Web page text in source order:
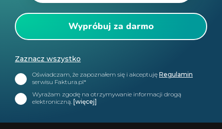
Zaznacz wszystko
Oświadczam, że zapoznałem się i akceptuję Regulamin
serwisu Faktura.pl*
Wyrażam zgodę na otrzymywanie informacji drogą
elektroniczną. [więcej]